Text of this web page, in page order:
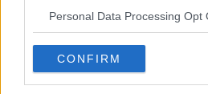
Personal Data Processing Opt
CONFIRM
"Ciò premesso, - ha spiegato la
Provincia di Livorno ha individuato la
manutenzione della cisterna, lavori
entro fine Settembre, e la prioritaria